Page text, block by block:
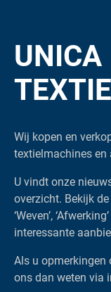
UNICA
Wij kopen en
textielmachines en
U vindt onze
overzicht. Bekijk de
‘Weven’,
interessante
Als u opmerkingen
ons dan weten via